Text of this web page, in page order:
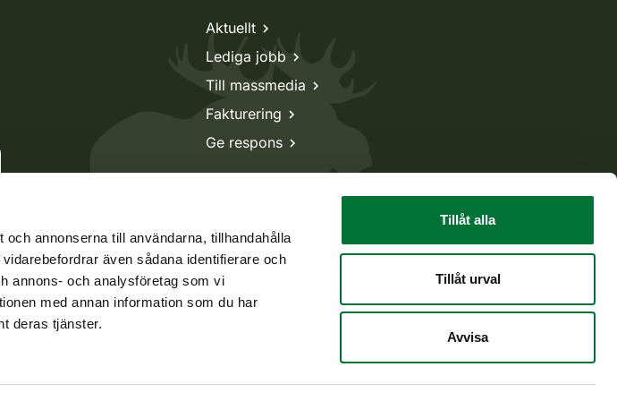
annonserna till användarna, tillhandahålla
även sådana identifierare och
annons- och analysföretag som vi
med annan information som du har
deras tjänster.
Tillåt alla
Tillåt urval
Avvisa
Aktuellt
Lediga jobb
Till massmedia
Fakturering
Ge respons